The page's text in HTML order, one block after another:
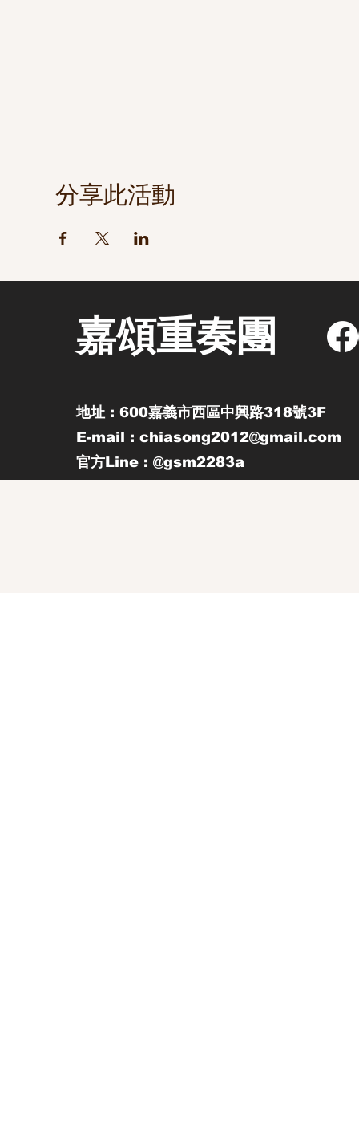
分享此活動
嘉頌重奏團
地址 : 600嘉義市西區中興路318號3F
E-mail : chiasong2012@gmail.com
官方Line : @gsm2283a